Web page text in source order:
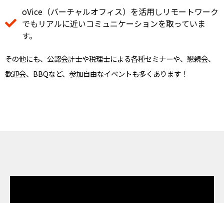
oVice（バーチャルオフィス）を活用しリモートワーク
でもリアルに近いコミュニケーションを取っていま
す。
その他にも、公認会計士や税理士による各種セミナーや、懇親会、
歓迎会、BBQなど、参加自由なイベントも多くあります！